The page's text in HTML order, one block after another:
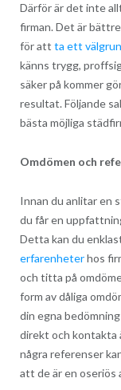
Därför är det inte
firman. Det är
för att ta ett
känns trygg,
säker på kommer
resultat. Följande
bästa möjliga
Omdömen och
Innan du anlitar en
du får en
Detta kan du
erfarenheterhos
och titta på
form av dåliga
din egna
direkt och kontakta
några referenser
att de är en oseriös